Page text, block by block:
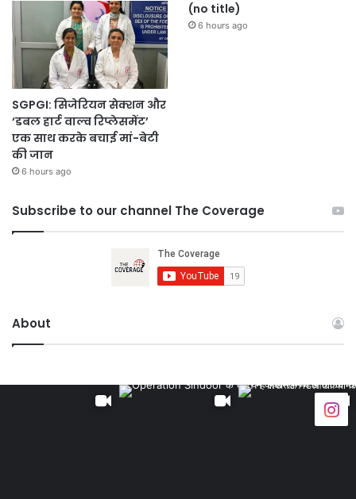
SGPGI: सिजेरियन सेक्शन और
‘डबल हार्ट वाल्व रिप्लेसमेंट’
एक साथ करके बचाई मां-बेटी
की जान
6 hours ago
(no title)
6 hours ago
Subscribe to our channel The Coverage
About